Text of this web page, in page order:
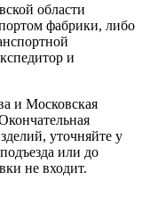
области
фабрики, либо
и
и Московская
уточняйте у
или до
не входит.